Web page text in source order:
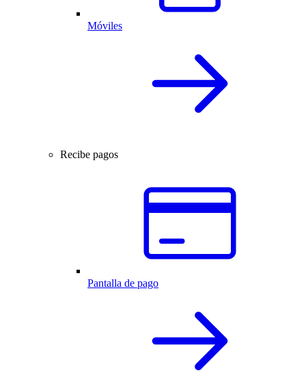
Móviles
Recibe pagos
Pantalla de pago